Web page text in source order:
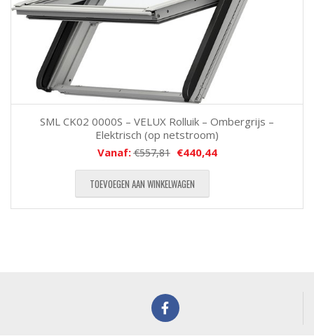
SML CK02 0000S – VELUX Rolluik – Ombergrijs –
Elektrisch (op netstroom)
Vanaf:€557,81 €440,44
TOEVOEGEN AAN WINKELWAGEN